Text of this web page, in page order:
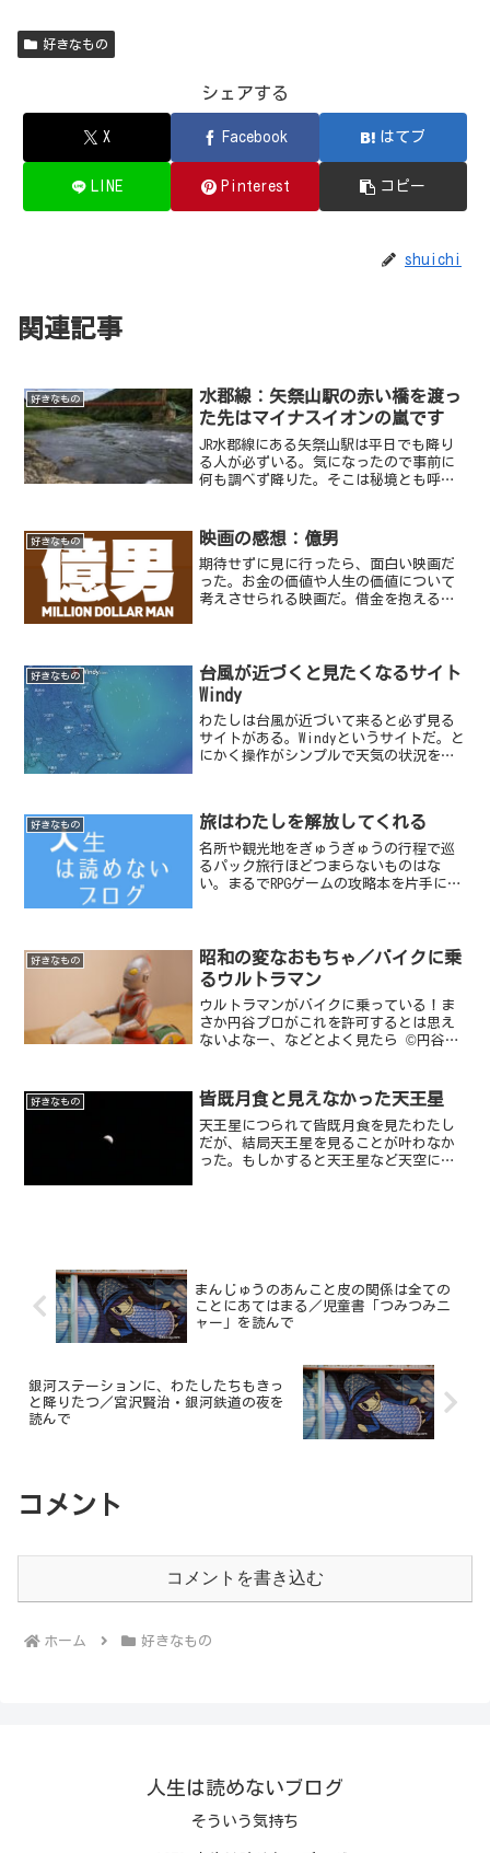
好きなもの
シェアする
X Facebook はてブ
LINE Pinterest コピー
shuichi
関連記事
好きなもの
水郡線：矢祭山駅の赤い橋を渡っ
た先はマイナスイオンの嵐です
JR水郡線にある矢祭山駅は平日でも降り
る人が必ずいる。気になったので事前に
何も調べず降りた。そこは秘境とも呼べ
好きなもの 映画の感想：億男
期待せずに見に行ったら、面白い映画だ
った。お金の価値や人生の価値について
考えさせられる映画だ。借金を抱える佐
男は、大学時代の親友で現...
好きなもの
台風が近づくと見たくなるサイト
Windy
わたしは台風が近づいて来ると必ず見る
サイトがある。Windyというサイトだ。と
にかく操作がシンプルで天気の状況を美
基本的にはGoog...
好きなもの 旅はわたしを解放してくれる
名所や観光地をぎゅうぎゅうの行程で巡
るパック旅行ほどつまらないものはな
い。まるでRPGゲームの攻略本を片手に
好きなもの
昭和の変なおもちゃ／バイクに乗
るウルトラマン
ウルトラマンがバイクに乗っている！ま
さか円谷プロがこれを許可するとは思え
ないよなー、などとよく見たら ©円谷プ
好きなもの 皆既月食と見えなかった天王星
天王星につられて皆既月食を見たわたし
だが、結局天王星を見ることが叶わなか
った。もしかすると天王星など天空には
まんじゅうのあんこと皮の関係は全ての
ことにあてはまる／児童書「つみつみニ
ャー」を読んで
銀河ステーションに、わたしたちもきっ
と降りたつ／宮沢賢治・銀河鉄道の夜を
読んで
コメント
コメントを書き込む
ホーム 好きなもの
人生は読めないブログ
そういう気持ち